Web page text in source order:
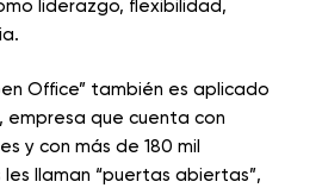
liderazgo, flexibilidad,
Office” también es aplicado
empresa que cuenta con
y con más de 180 mil
llaman “puertas abiertas”,